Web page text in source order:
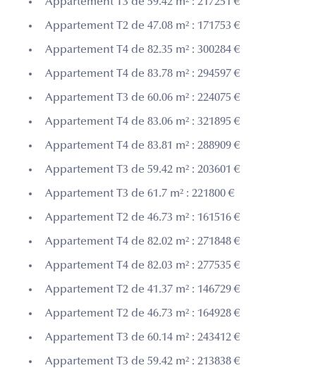
Appartement T2 de 47.08 m² : 171753 €
Appartement T4 de 82.35 m² : 300284 €
Appartement T4 de 83.78 m² : 294597 €
Appartement T3 de 60.06 m² : 224075 €
Appartement T4 de 83.06 m² : 321895 €
Appartement T4 de 83.81 m² : 288909 €
Appartement T3 de 59.42 m² : 203601 €
Appartement T3 de 61.7 m² : 221800 €
Appartement T2 de 46.73 m² : 161516 €
Appartement T4 de 82.02 m² : 271848 €
Appartement T4 de 82.03 m² : 277535 €
Appartement T2 de 41.37 m² : 146729 €
Appartement T2 de 46.73 m² : 164928 €
Appartement T3 de 60.14 m² : 243412 €
Appartement T3 de 59.42 m² : 213838 €